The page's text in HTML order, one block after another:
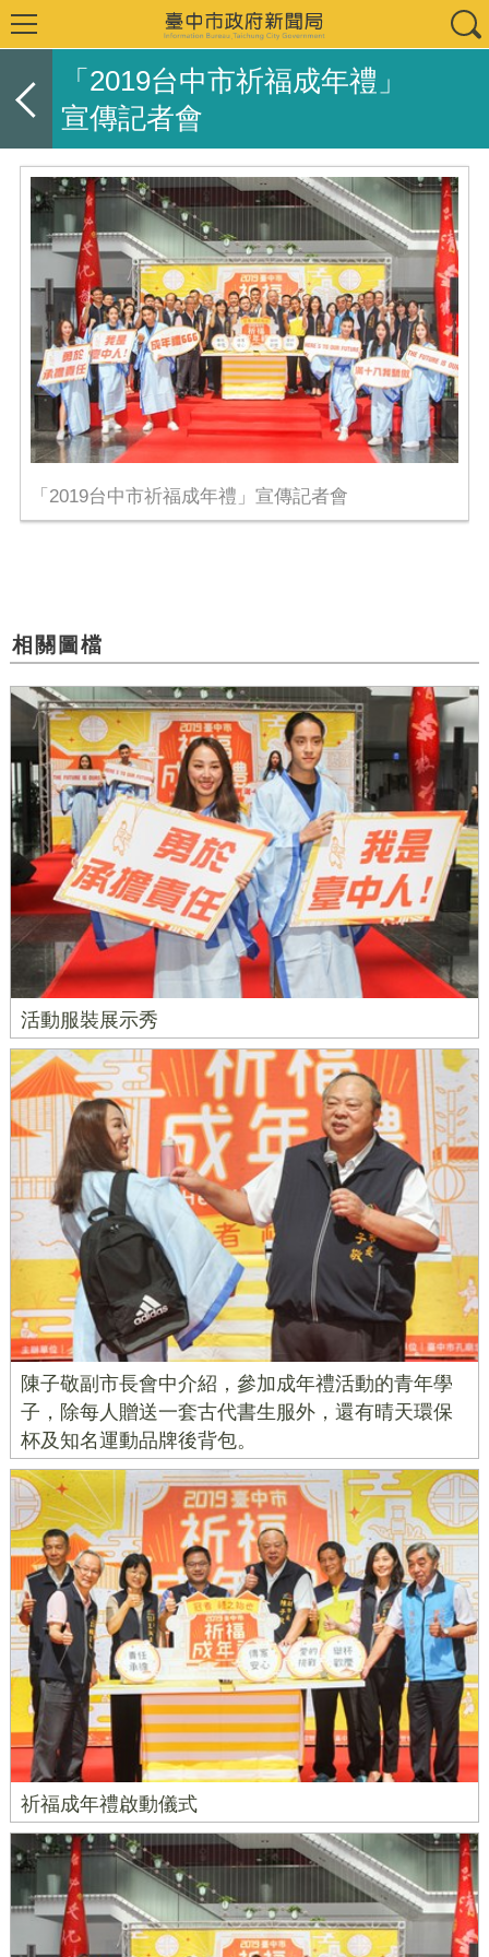
「2019台中市祈福成年禮」
宣傳記者會
「2019台中市祈福成年禮」宣傳記者會
相關圖檔
活動服裝展示秀
陳子敬副市長會中介紹，參加成年禮活動的青年學
子，除每人贈送一套古代書生服外，還有晴天環保
杯及知名運動品牌後背包。
祈福成年禮啟動儀式